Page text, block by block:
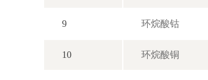
9 环烷酸钴
10 环烷酸铜